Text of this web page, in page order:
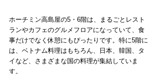
ホーチミン高島屋の5・6階は、まるごとレスト
ランやカフェのグルメフロアになっていて、食
事だけでなく休憩にもぴったりです。特に5階に
は、ベトナム料理はもちろん、日本、韓国、タ
イなど、さまざまな国の料理が集結していま
す。